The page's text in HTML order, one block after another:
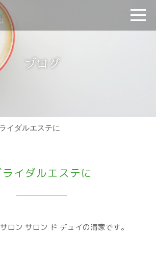
ブログ
イダルエステに
ライダルエステに
ロン サロン ド デュイの清家です。